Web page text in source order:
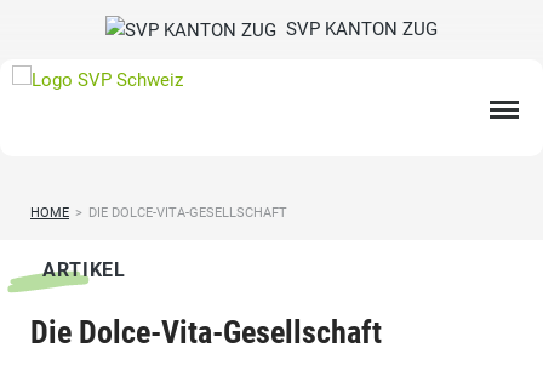
SVP KANTON ZUG
HOME > DIE DOLCE-VITA-GESELLSCHAFT
ARTIKEL
Die Dolce-Vita-Gesellschaft